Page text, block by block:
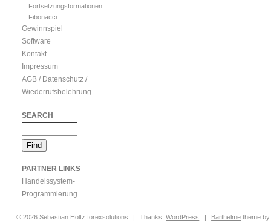
Fortsetzungsformationen
Fibonacci
Gewinnspiel
Software
Kontakt
Impressum
AGB / Datenschutz /
Wiederrufsbelehrung
SEARCH
PARTNER LINKS
Handelssystem-
Programmierung
© 2026 Sebastian Holtz forexsolutions | Thanks,WordPress | Barthelme theme